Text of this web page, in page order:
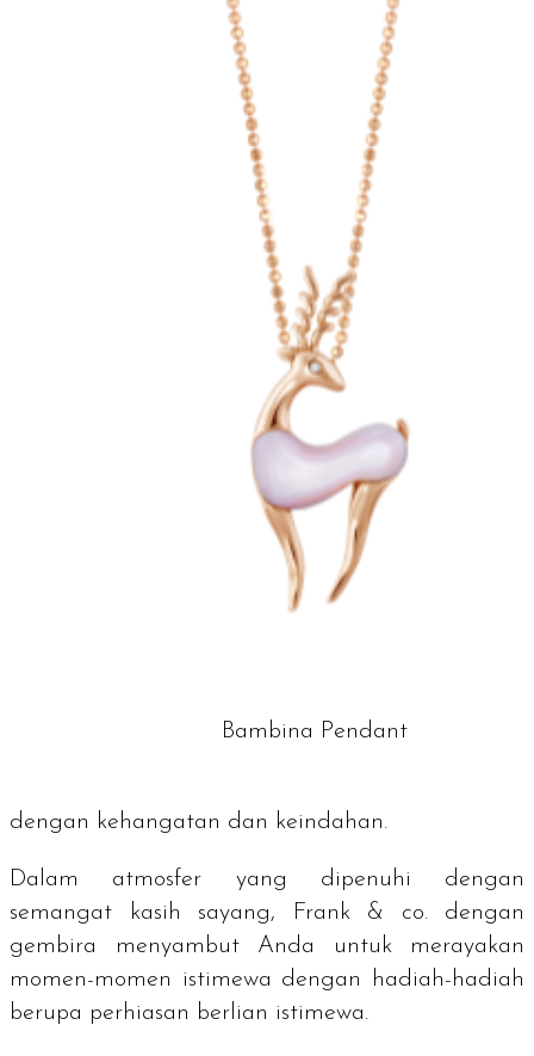
Bambina Pendant
dengan kehangatan dan keindahan.
Dalam atmosfer yang dipenuhi dengan
semangat kasih sayang, Frank & co. dengan
gembira menyambut Anda untuk merayakan
momen-momen istimewa dengan hadiah-hadiah
berupa perhiasan berlian istimewa.